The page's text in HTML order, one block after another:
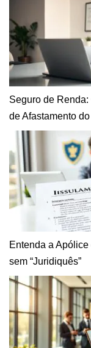
Seguro de
de Afastamento
Entenda a
sem “Juridiquês”